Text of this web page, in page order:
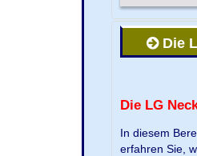
Die
Die LG
In diesem
erfahren Sie,